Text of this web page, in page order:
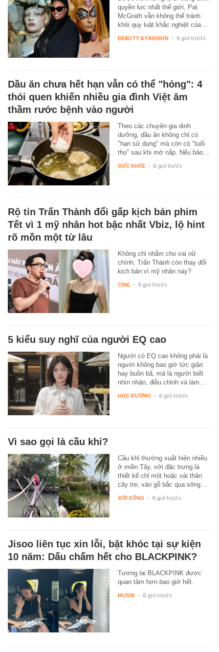
quyền lực nhất thế giới, Pat
McGrath vẫn không thể tránh
khỏi quy luật khắc nghiệt của…
BEAUTY & FASHION - 6 giờ trước
Dầu ăn chưa hết hạn vẫn có thể "hỏng": 4
thói quen khiến nhiều gia đình Việt âm
thầm rước bệnh vào người
Theo các chuyên gia dinh
dưỡng, dầu ăn không chỉ có
"hạn sử dụng" mà còn có "tuổi
thọ" sau khi mở nắp. Nếu bảo…
SỨC KHỎE - 6 giờ trước
Rộ tin Trấn Thành đổi gấp kịch bản phim
Tết vì 1 mỹ nhân hot bậc nhất Vbiz, lộ hint
rõ mồn một từ lâu
Không chỉ nhắm cho vai nữ
chính, Trấn Thành còn thay đổi
kịch bản vì mỹ nhân này?
CINE - 6 giờ trước
5 kiểu suy nghĩ của người EQ cao
Người có EQ cao không phải là
người không bao giờ tức giận
hay buồn bã, mà là người biết
nhìn nhận, điều chỉnh và làm…
HỌC ĐƯỜNG - 6 giờ trước
Vì sao gọi là cầu khỉ?
Cầu khỉ thường xuất hiện nhiều
ở miền Tây, với đặc trưng là
thiết kế chỉ một hoặc vài thân
cây tre, ván gỗ bắc qua sông…
ĐỜI SỐNG - 6 giờ trước
Jisoo liên tục xin lỗi, bật khóc tại sự kiện
10 năm: Dấu chấm hết cho BLACKPINK?
Tương lai BLACKPINK được
quan tâm hơn bao giờ hết.
MUSIK - 6 giờ trước